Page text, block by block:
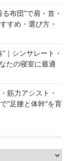
布団”で肩・首・
すめ・選び方・
｜シンサレート・
たの寝室に最適
筋力アシスト・
“足腰と体幹”を育